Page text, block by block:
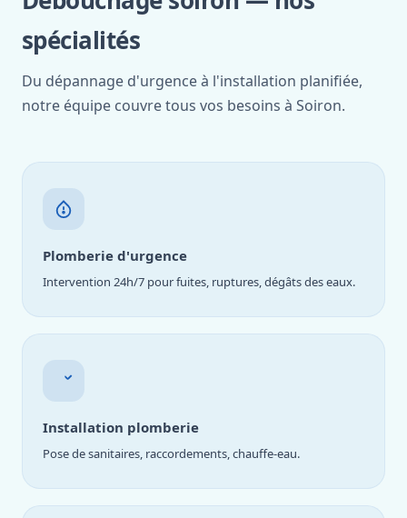
spécialités
Du dépannage d'urgence à l'installation planifiée,
notre équipe couvre tous vos besoins à Soiron.
Plomberie d'urgence
Intervention 24h/7 pour fuites, ruptures, dégâts des eaux.
Installation plomberie
Pose de sanitaires, raccordements, chauffe-eau.